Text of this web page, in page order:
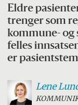
Eldre
trenger som
kommune- og
felles
er
Lene